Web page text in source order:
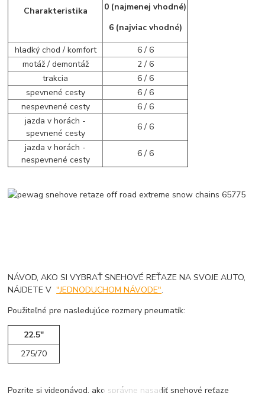
Charakteristika
0 (najmenej vhodné)
6 (najviac vhodné)
hladký chod / komfort
6 / 6
motáž / demontáž
2 / 6
trakcia
6 / 6
spevnené cesty
6 / 6
nespevnené cesty
6 / 6
jazda v horách -
spevnené cesty
6 / 6
jazda v horách -
nespevnené cesty
6 / 6
NÁVOD, AKO SI VYBRAŤ SNEHOVÉ REŤAZE NA SVOJE AUTO,
NÁJDETE V"JEDNODUCHOM NÁVODE".
Použiteľné pre nasledujúce rozmery pneumatík:
22.5"
275/70
Pozrite si videonávod, ako správne nasadiť snehové reťaze